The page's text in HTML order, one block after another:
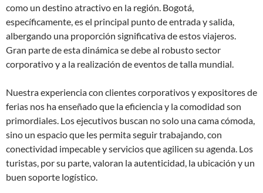
como un destino atractivo en la región. Bogotá,
específicamente, es el principal punto de entrada y salida,
albergando una proporción significativa de estos viajeros.
Gran parte de esta dinámica se debe al robusto sector
corporativo y a la realización de eventos de talla mundial.
Nuestra experiencia con clientes corporativos y expositores de
ferias nos ha enseñado que la eficiencia y la comodidad son
primordiales. Los ejecutivos buscan no solo una cama cómoda,
sino un espacio que les permita seguir trabajando, con
conectividad impecable y servicios que agilicen su agenda. Los
turistas, por su parte, valoran la autenticidad, la ubicación y un
buen soporte logístico.